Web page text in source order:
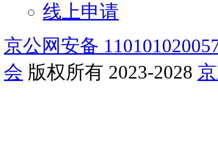
线上申请
京公网安备
会 版权所有 2023-2028